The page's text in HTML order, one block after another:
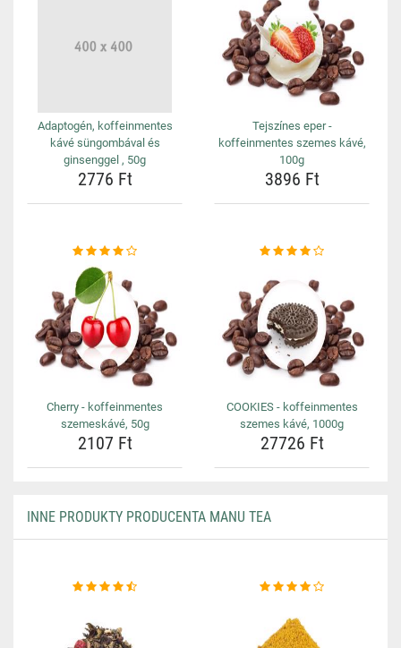
Adaptogén, koffeinmentes
kávé süngombával és
ginsenggel , 50g
2776 Ft
Tejszínes eper -
koffeinmentes szemes kávé,
100g
3896 Ft
Cherry - koffeinmentes
szemeskávé, 50g
2107 Ft
COOKIES - koffeinmentes
szemes kávé, 1000g
27726 Ft
INNE PRODUKTY PRODUCENTA MANU TEA